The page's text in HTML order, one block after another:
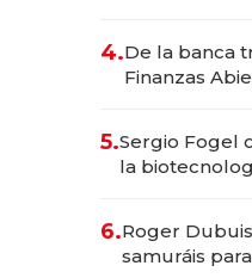
4.De la banca
Finanzas
5.Sergio Fogel
la
6.Roger
samuráis